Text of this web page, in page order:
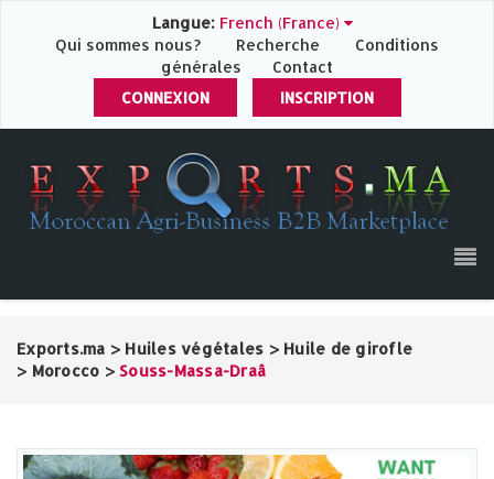
Langue: French (France)
Qui sommes nous?
Recherche
Conditions
générales
Contact
CONNEXION
INSCRIPTION
Exports.ma > Huiles végétales > Huile de girofle
> Morocco > Souss-Massa-Draâ